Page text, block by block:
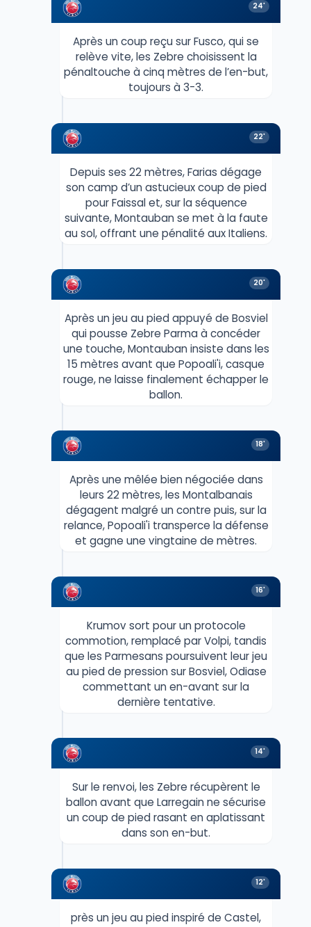
24'
Après un coup reçu sur Fusco, qui se
relève vite, les Zebre choisissent la
pénaltouche à cinq mètres de l’en-but,
toujours à 3-3.
22'
Depuis ses 22 mètres, Farias dégage
son camp d’un astucieux coup de pied
pour Faissal et, sur la séquence
suivante, Montauban se met à la faute
au sol, offrant une pénalité aux Italiens.
20'
Après un jeu au pied appuyé de Bosviel
qui pousse Zebre Parma à concéder
une touche, Montauban insiste dans les
15 mètres avant que Popoali'i, casque
rouge, ne laisse finalement échapper le
ballon.
18'
Après une mêlée bien négociée dans
leurs 22 mètres, les Montalbanais
dégagent malgré un contre puis, sur la
relance, Popoali'i transperce la défense
et gagne une vingtaine de mètres.
16'
Krumov sort pour un protocole
commotion, remplacé par Volpi, tandis
que les Parmesans poursuivent leur jeu
au pied de pression sur Bosviel, Odiase
commettant un en-avant sur la
dernière tentative.
14'
Sur le renvoi, les Zebre récupèrent le
ballon avant que Larregain ne sécurise
un coup de pied rasant en aplatissant
dans son en-but.
12'
près un jeu au pied inspiré de Castel,